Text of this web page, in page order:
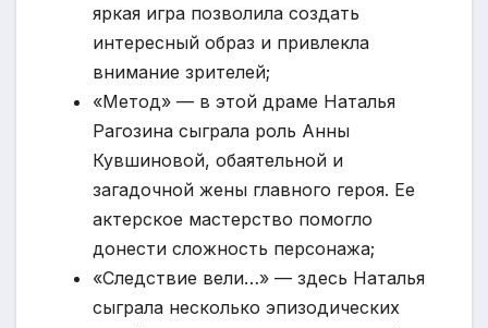
яркая игра позволила создать
интересный образ и привлекла
внимание зрителей;
«Метод» — в этой драме Наталья
Рагозина сыграла роль Анны
Кувшиновой, обаятельной и
загадочной жены главного героя. Ее
актерское мастерство помогло
донести сложность персонажа;
«Следствие вели…» — здесь Наталья
сыграла несколько эпизодических